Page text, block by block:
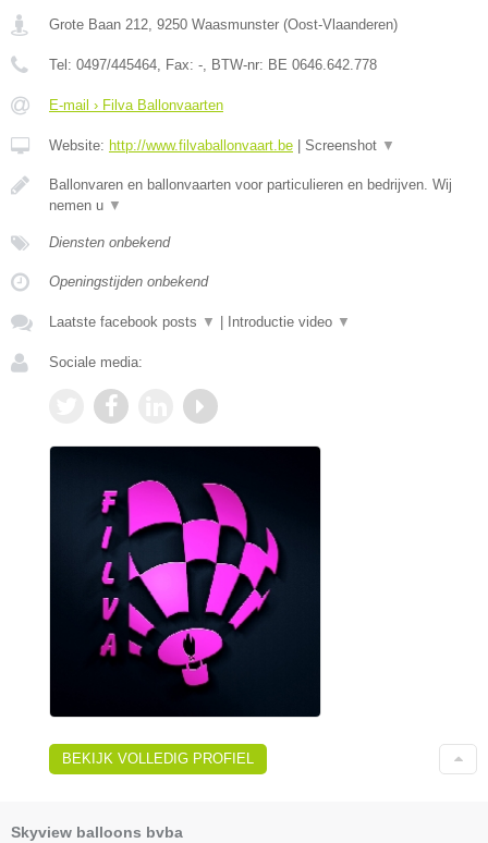
Grote Baan 212, 9250 Waasmunster (Oost-Vlaanderen)
Tel: 0497/445464, Fax: -, BTW-nr: BE 0646.642.778
E-mail › Filva Ballonvaarten
Website: http://www.filvaballonvaart.be Screenshot ▼
Ballonvaren en ballonvaarten voor particulieren en bedrijven. Wij
nemen u ▼
Diensten onbekend
Openingstijden onbekend
Laatste facebook posts ▼ Introductie video ▼
Sociale media:
BEKIJK VOLLEDIG PROFIEL
Skyview balloons bvba